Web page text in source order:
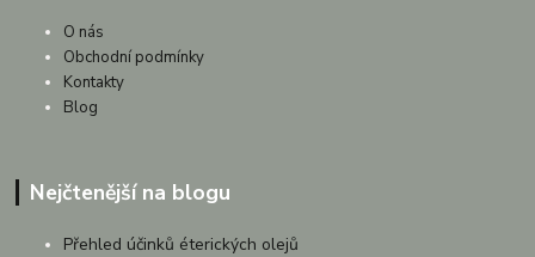
O nás
Obchodní podmínky
Kontakty
Blog
Nejčtenější na blogu
Přehled účinků éterických olejů